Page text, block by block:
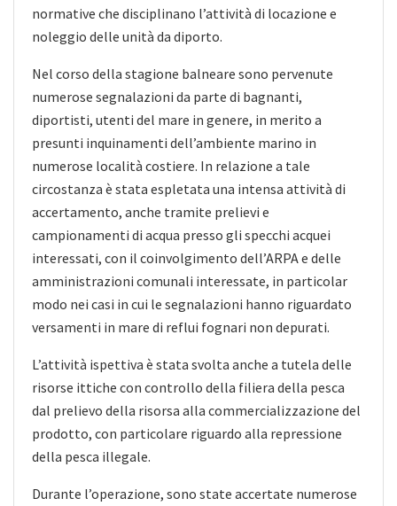
normative che disciplinano l’attività di locazione e
noleggio delle unità da diporto.
Nel corso della stagione balneare sono pervenute
numerose segnalazioni da parte di bagnanti,
diportisti, utenti del mare in genere, in merito a
presunti inquinamenti dell’ambiente marino in
numerose località costiere. In relazione a tale
circostanza è stata espletata una intensa attività di
accertamento, anche tramite prelievi e
campionamenti di acqua presso gli specchi acquei
interessati, con il coinvolgimento dell’ARPA e delle
amministrazioni comunali interessate, in particolar
modo nei casi in cui le segnalazioni hanno riguardato
versamenti in mare di reflui fognari non depurati.
L’attività ispettiva è stata svolta anche a tutela delle
risorse ittiche con controllo della filiera della pesca
dal prelievo della risorsa alla commercializzazione del
prodotto, con particolare riguardo alla repressione
della pesca illegale.
Durante l’operazione, sono state accertate numerose